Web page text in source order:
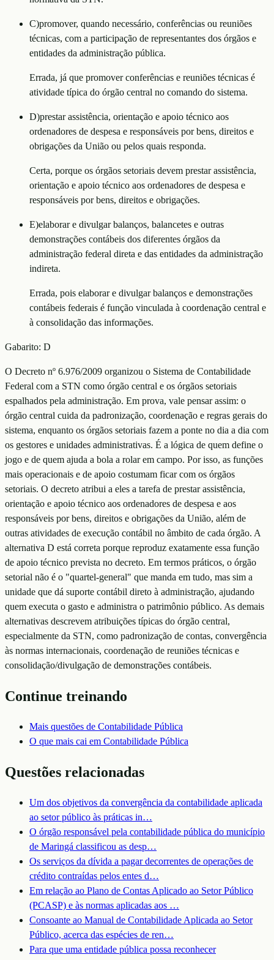
C)promover, quando necessário, conferências ou reuniões
técnicas, com a participação de representantes dos órgãos e
entidades da administração pública.
Errada, já que promover conferências e reuniões técnicas é
atividade típica do órgão central no comando do sistema.
D)prestar assistência, orientação e apoio técnico aos
ordenadores de despesa e responsáveis por bens, direitos e
obrigações da União ou pelos quais responda.
Certa, porque os órgãos setoriais devem prestar assistência,
orientação e apoio técnico aos ordenadores de despesa e
responsáveis por bens, direitos e obrigações.
E)elaborar e divulgar balanços, balancetes e outras
demonstrações contábeis dos diferentes órgãos da
administração federal direta e das entidades da administração
indireta.
Errada, pois elaborar e divulgar balanços e demonstrações
contábeis federais é função vinculada à coordenação central e
à consolidação das informações.
Gabarito: D
O Decreto nº 6.976/2009 organizou o Sistema de Contabilidade
Federal com a STN como órgão central e os órgãos setoriais
espalhados pela administração. Em prova, vale pensar assim: o
órgão central cuida da padronização, coordenação e regras gerais do
sistema, enquanto os órgãos setoriais fazem a ponte no dia a dia com
os gestores e unidades administrativas. É a lógica de quem define o
jogo e de quem ajuda a bola a rolar em campo. Por isso, as funções
mais operacionais e de apoio costumam ficar com os órgãos
setoriais. O decreto atribui a eles a tarefa de prestar assistência,
orientação e apoio técnico aos ordenadores de despesa e aos
responsáveis por bens, direitos e obrigações da União, além de
outras atividades de execução contábil no âmbito de cada órgão. A
alternativa D está correta porque reproduz exatamente essa função
de apoio técnico prevista no decreto. Em termos práticos, o órgão
setorial não é o "quartel-general" que manda em tudo, mas sim a
unidade que dá suporte contábil direto à administração, ajudando
quem executa o gasto e administra o patrimônio público. As demais
alternativas descrevem atribuições típicas do órgão central,
especialmente da STN, como padronização de contas, convergência
às normas internacionais, coordenação de reuniões técnicas e
consolidação/divulgação de demonstrações contábeis.
Continue treinando
Mais questões de Contabilidade Pública
O que mais cai em Contabilidade Pública
Questões relacionadas
Um dos objetivos da convergência da contabilidade aplicada
ao setor público às práticas in…
O órgão responsável pela contabilidade pública do município
de Maringá classificou as desp…
Os serviços da dívida a pagar decorrentes de operações de
crédito contraídas pelos entes d…
Em relação ao Plano de Contas Aplicado ao Setor Público
(PCASP) e às normas aplicadas aos …
Consoante ao Manual de Contabilidade Aplicada ao Setor
Público, acerca das espécies de ren…
Para que uma entidade pública possa reconhecer